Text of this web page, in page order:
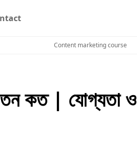
Content marketing course
কত | যোগ্যতা ও